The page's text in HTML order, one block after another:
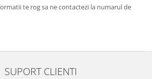
te rog sa ne contactezi la numarul de
SUPORT CLIENTI